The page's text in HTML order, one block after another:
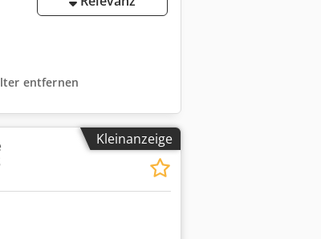
entfernen
Kleinanzeige